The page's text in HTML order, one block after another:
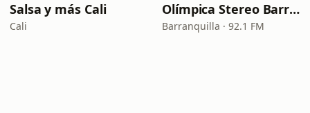
Salsa y más Cali
Cali
Olímpica Stereo Barranquilla
Barranquilla · 92.1 FM